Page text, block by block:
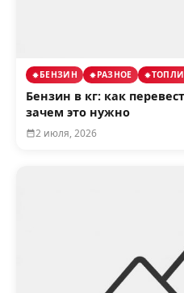
БЕНЗИН РАЗНОЕ
Бензин в кг: как
зачем это нужно
2 июля, 2026